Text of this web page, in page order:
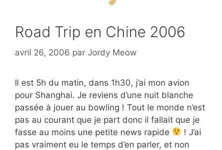
Road Trip en Chine 2006
avril 26, 2006 par Jordy Meow
Il est 5h du matin, dans 1h30, j’ai mon avion
pour Shanghai. Je reviens d’une nuit blanche
passée à jouer au bowling ! Tout le monde n’est
pas au courant que je part donc il fallait que je
fasse au moins une petite news rapide
! J’ai
pas vraiment eu le temps d’en parler, et non